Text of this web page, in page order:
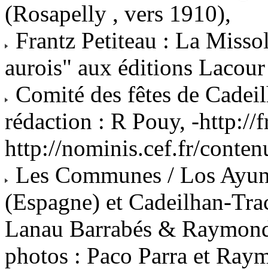
(Rosapelly , vers 1910),
Frantz Petiteau : La
aurois" aux éditions
Comité des fêtes de
rédaction : R Pouy, -http://
http://nominis.cef.fr/
Les Communes / Los
(Espagne) et Cadeilhan-
Lanau Barrabés &
photos : Paco Parra et